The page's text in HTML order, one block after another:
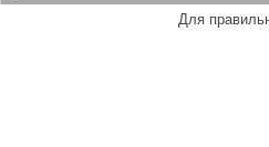
Для